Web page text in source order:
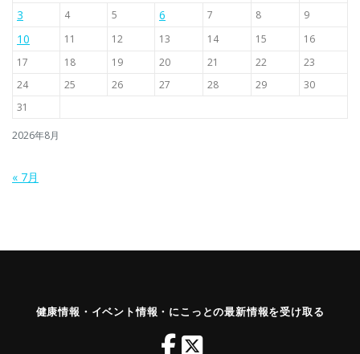
2026年8月
3 4 5 6 7 8 9
10 11 12 13 14 15
16
17
18 19 20 21 22
23
24
25 26 27 28 29
30
31
« 7月
健康情報・イベント情報・にこっとの最新情報を受け取る